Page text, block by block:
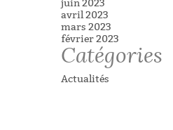
juin 2023
avril 2023
mars 2023
février 2023
Catégories
Actualités